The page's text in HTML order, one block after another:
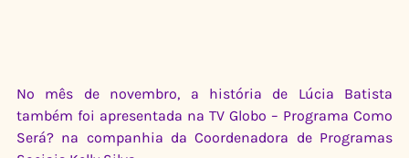
No mês de novembro, a história de Lúcia Batista
também foi apresentada na TV Globo – Programa Como
Será? na companhia da Coordenadora de Programas